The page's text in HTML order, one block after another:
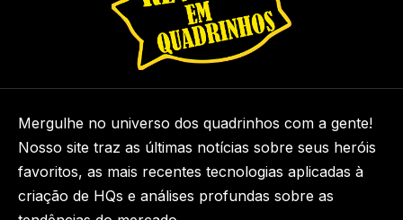
Mergulhe no universo dos quadrinhos com a gente!
Nosso site traz as últimas notícias sobre seus heróis
favoritos, as mais recentes tecnologias aplicadas à
criação de HQs e análises profundas sobre as